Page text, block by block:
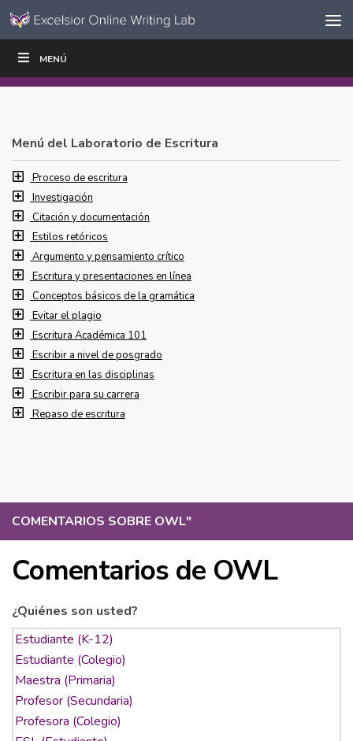
Ir al contenido
navegación
MENÚ
COMENTARIOS SOBRE OWL"
Comentarios de OWL
¿Quiénes son usted?
ESCRIBIR
Menú del Laboratorio de Escritura
Proceso de escritura
Investigación
Citación y documentación
Estilos retóricos
Argumento y pensamiento crítico
Escritura y presentaciones en línea
Conceptos básicos de la gramática
Evitar el plagio
Escritura Académica 101
Escribir a nivel de posgrado
Escritura en las disciplinas
Escribir para su carrera
Repaso de escritura